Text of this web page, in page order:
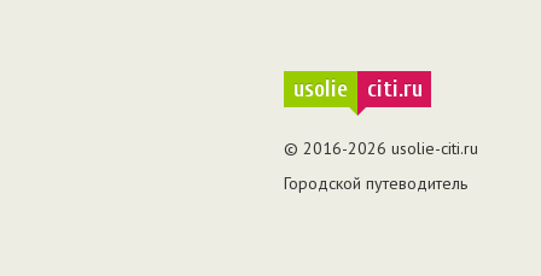
usolie citi.ru
© 2016-2026 usolie-citi.ru
Городской путеводитель